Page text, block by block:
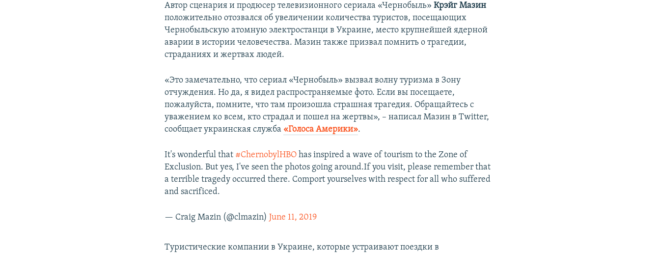
Автор сценария и продюсер телевизионного сериала «Чернобыль»Крэйг Мазин
положительно отозвался об увеличении количества туристов, посещающих
Чернобыльскую атомную электростанци ​в Украине, место крупнейшей ядерной
аварии в истории человечества. Мазин также призвал помнить о трагедии,
страданиях и жертвах людей.
«Это замечательно, что сериал «Чернобыль» вызвал волну туризма в Зону
отчуждения. Но да, я видел распространяемые фото. Если вы посещаете,
пожалуйста, помните, что там произошла страшная трагедия. Обращайтесь с
уважением ко всем, кто страдал и пошел на жертвы», – написал Мазин в Twitter,
сообщает украинская служба «Голоса Америки».
It's wonderful that #ChernobylHBO has inspired a wave of tourism to the Zone of
Exclusion. But yes, I've seen the photos going around.If you visit, please remember that
a terrible tragedy occurred there. Comport yourselves with respect for all who suffered
and sacrificed.
— Craig Mazin (@clmazin)June 11, 2019
Туристические компании в Украине, которые устраивают поездки в